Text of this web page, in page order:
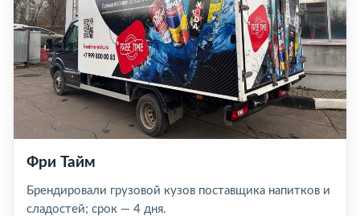
Фри Тайм
Брендировали грузовой кузов поставщика напитков и
сладостей; срок — 4 дня.